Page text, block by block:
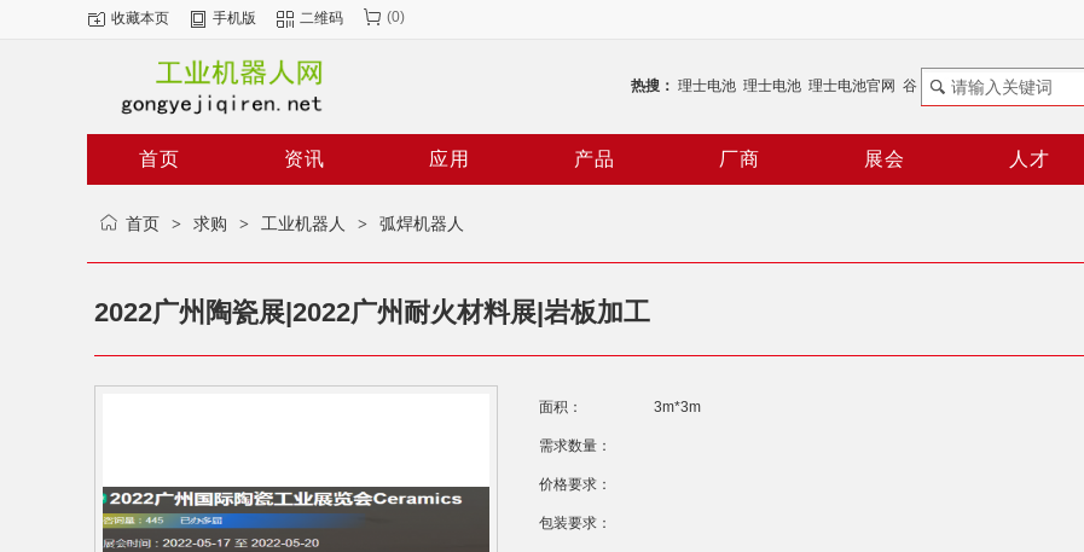
收藏本页 手机版 二维码 (0)
热搜： 理士电池 理士电池 理士电池官网 谷
首页 资讯 应用 产品 厂商 展会 人才
首页 > 求购 > 工业机器人 > 弧焊机器人
2022广州陶瓷展|2022广州耐火材料展|岩板加工
面积： 3m*3m
需求数量：
价格要求：
包装要求：